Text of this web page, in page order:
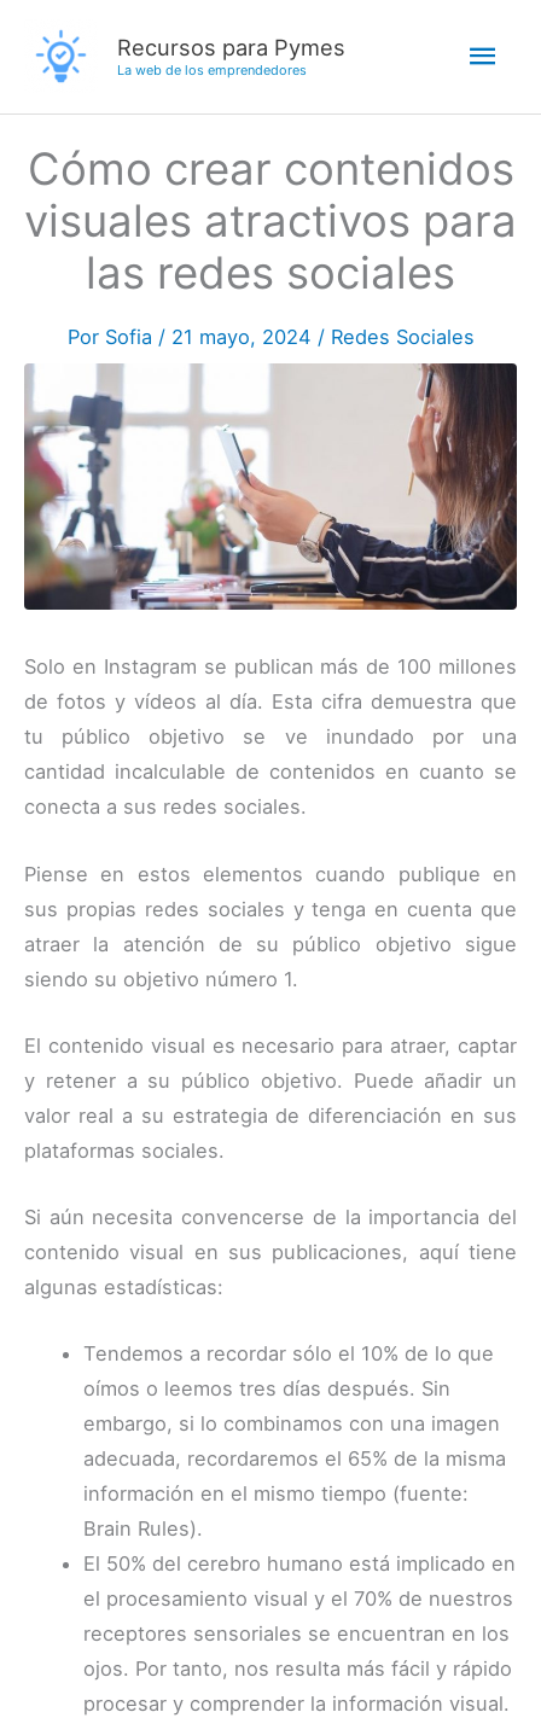
contenido
Recursos para Pymes
La web de los emprendedores
Cómo crear contenidos
visuales atractivos para
las redes sociales
Por Sofia / 21 mayo, 2024 / Redes Sociales
Solo en Instagram se publican más de 100 millones
de fotos y vídeos al día. Esta cifra demuestra que
tu público objetivo se ve inundado por una
cantidad incalculable de contenidos en cuanto se
conecta a sus redes sociales.
Piense en estos elementos cuando publique en
sus propias redes sociales y tenga en cuenta que
atraer la atención de su público objetivo sigue
siendo su objetivo número 1.
El contenido visual es necesario para atraer, captar
y retener a su público objetivo. Puede añadir un
valor real a su estrategia de diferenciación en sus
plataformas sociales.
Si aún necesita convencerse de la importancia del
contenido visual en sus publicaciones, aquí tiene
algunas estadísticas:
Tendemos a recordar sólo el 10% de lo que
oímos o leemos tres días después. Sin
embargo, si lo combinamos con una imagen
adecuada, recordaremos el 65% de la misma
información en el mismo tiempo (fuente:
Brain Rules).
El 50% del cerebro humano está implicado en
el procesamiento visual y el 70% de nuestros
receptores sensoriales se encuentran en los
ojos. Por tanto, nos resulta más fácil y rápido
procesar y comprender la información visual.